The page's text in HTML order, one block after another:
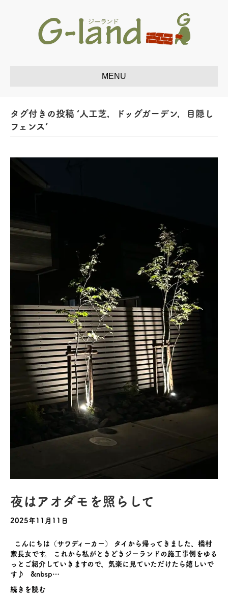
タグ付きの投稿 ‘人工芝，ドッグガーデン，目隠し
フェンス’
夜はアオダモを照らして
2025年11月11日
こんにちは（サワディーカー） タイから帰ってきました、橋村
家長女です。 これから私がときどきジーランドの施工事例をゆる
っとご紹介していきますので、気楽に見ていただけたら嬉しいで
す♪ &nbsp…
続きを読む